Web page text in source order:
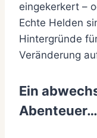
eingekerkert –
Echte Helden
Hintergründe
Veränderung
Ein
Abenteuer…